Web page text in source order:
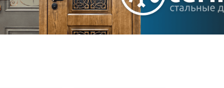
Противопожарные(14)
Технические(34)